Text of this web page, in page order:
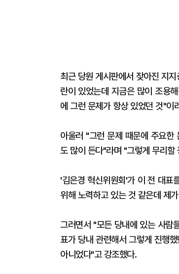
최근 당원 게시판에서 잦아진 지
란이 있었는데 지금은 많이 조용
에 그런 문제가 항상 있었던 것"이
아울러 "그런 문제 때문에 주요한
도 많이 든다"라며 "그렇게 무리할
'김은경 혁신위원회'가 이 전 대표
위해 노력하고 있는 것 같은데 제
그러면서 "모든 당내에 있는 사람
표가 당내 관련해서 그렇게 진행
아니었다"고 강조했다.